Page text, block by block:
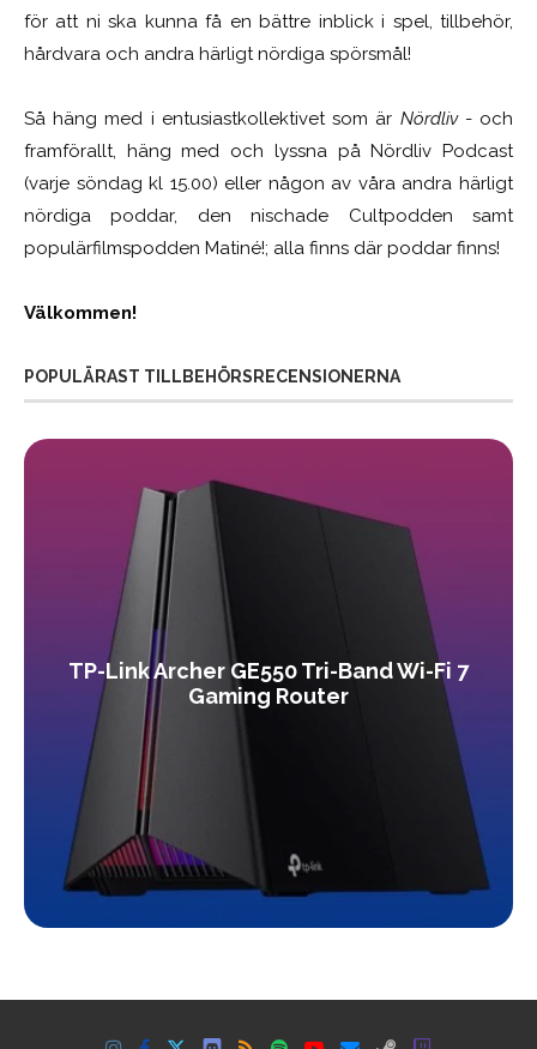
för att ni ska kunna få en bättre inblick i spel, tillbehör,
hårdvara och andra härligt nördiga spörsmål!
Så häng med i entusiastkollektivet som är Nördliv- och
framförallt, häng med och lyssna på Nördliv Podcast
(varje söndag kl 15.00) eller någon av våra andra härligt
nördiga poddar, den nischade Cultpodden samt
populärfilmspodden Matiné!; alla finns där poddar finns!
Välkommen!
POPULÄRAST TILLBEHÖRSRECENSIONERNA
TP-Link Archer GE550 Tri-Band Wi-Fi 7
Gaming Router